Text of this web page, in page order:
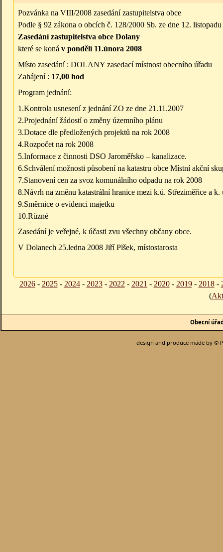
Pozvánka na VIII/2008 zasedání zastupitelstva obce
Podle § 92 zákona o obcích č. 128/2000 Sb. ze dne 12.
Zasedání zastupitelstva obce Dolany
které se koná v pondělí 11.února 2008
Místo zasedání : DOLANY zasedací místnost obecního úřadu
Zahájení : 17,00 hod
Program jednání:
1.Kontrola usnesení z jednání ZO ze dne 21.11.2007
2.Projednání žádostí o změny územního plánu
3.Dotace dle předložených projektů na rok 2008
4.Rozpočet na rok 2008
5.Informace z činnosti DSO Jaroměřsko – kanalizace.
6.Schválení možnosti působení na katastru obce Místní akční
7.Stanovení cen za svoz komunálního odpadu na rok 2008
8.Návrh na změnu katastrální hranice mezi k.ú. Střeziměřice a k.
9.Směrnice o evidenci majetku
10.Různé
Zasedání je veřejné, k účasti zvu všechny občany obce.
V Dolanech 25.ledna 2008 Jiří Plšek, místostarosta
2026- 2025- 2024- 2023- 2022 - 2021 - 2020- 2019- 2018-
(
Obecní
design and produce made by ©